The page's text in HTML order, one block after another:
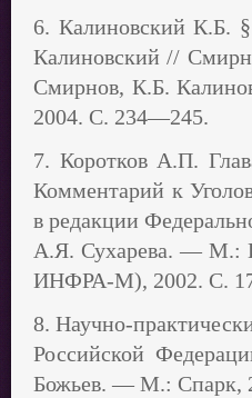
6. Калиновский К.Б.
Калиновский //
Смирнов, К.Б.
2004. С. 234—245.
7. Коротков А.П.
Комментарий к
в редакции
А.Я. Сухарева. — М.:
ИНФРА-М), 2002. С.
8. Научно-
Российской
Божьев. — М.: Спарк,